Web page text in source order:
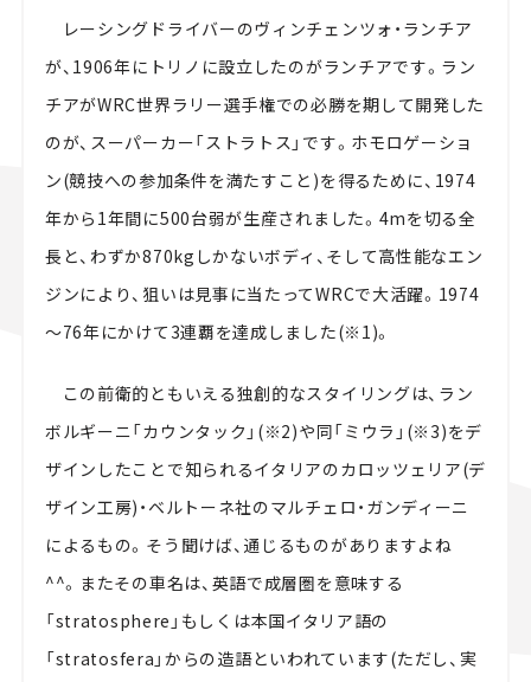
レーシングドライバーのヴィンチェンツォ・ランチア
が、1906年にトリノに設立したのがランチアです。ラン
チアがWRC世界ラリー選手権での必勝を期して開発した
のが、スーパーカー「ストラトス」です。ホモロゲーショ
ン(競技への参加条件を満たすこと)を得るために、1974
年から1年間に500台弱が生産されました。4mを切る全
長と、わずか870kgしかないボディ、そして高性能なエン
ジンにより、狙いは見事に当たってWRCで大活躍。1974
～76年にかけて3連覇を達成しました(※1)。
この前衛的ともいえる独創的なスタイリングは、ラン
ボルギーニ「カウンタック」(※2)や同「ミウラ」(※3)をデ
ザインしたことで知られるイタリアのカロッツェリア(デ
ザイン工房)・ベルトーネ社のマルチェロ・ガンディーニ
によるもの。そう聞けば、通じるものがありますよね
^^。またその車名は、英語で成層圏を意味する
「stratosphere」もしくは本国イタリア語の
「stratosfera」からの造語といわれています(ただし、実